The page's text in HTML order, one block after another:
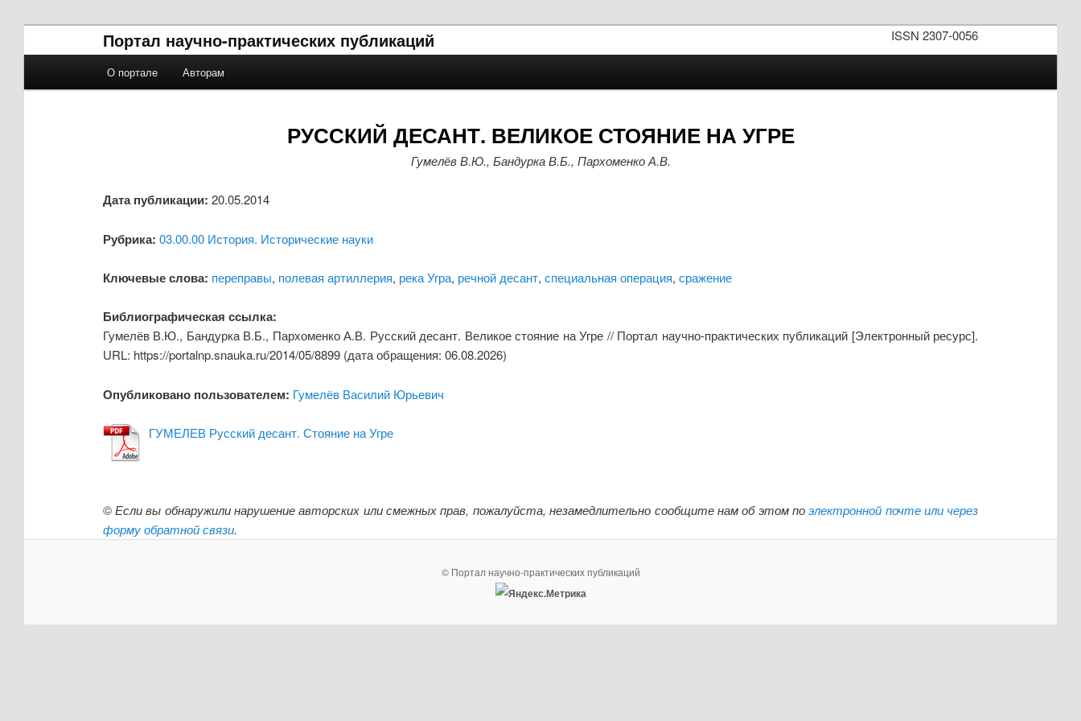
Портал научно-практических публикаций
ISSN 2307-0056
Перейти к основному содержимому
Перейти к дополнительному содержимому
О портале Авторам
РУССКИЙ ДЕСАНТ. ВЕЛИКОЕ СТОЯНИЕ НА УГРЕ
Гумелёв В.Ю., Бандурка В.Б., Пархоменко А.В.
Дата публикации: 20.05.2014
Рубрика: 03.00.00 История. Исторические науки
Ключевые слова: переправы, полевая артиллерия, река Угра, речной десант, специальная операция, сражение
Библиографическая ссылка:
Гумелёв В.Ю., Бандурка В.Б., Пархоменко А.В. Русский десант. Великое стояние на Угре // Портал научно-практических публикаций [Электронный ресурс].
URL: https://portalnp.snauka.ru/2014/05/8899 (дата обращения: 06.08.2026)
Опубликовано пользователем: Гумелёв Василий Юрьевич
ГУМЕЛЕВ Русский десант. Стояние на Угре
©Если вы обнаружили нарушение авторских или смежных прав, пожалуйста, незамедлительно сообщите нам об этом поэлектронной почте или через
форму обратной связи.
© Портал научно-практических публикаций